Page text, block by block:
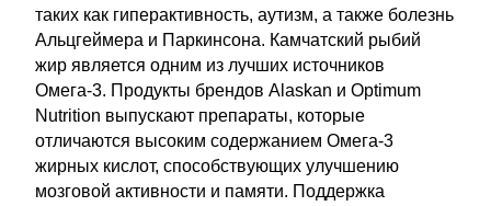
таких как гиперактивность, аутизм, а также болезнь
Альцгеймера и Паркинсона. Камчатский рыбий
жир является одним из лучших источников
Омега-3. Продукты брендов Alaskan и Optimum
Nutrition выпускают препараты, которые
отличаются высоким содержанием Омега-3
жирных кислот, способствующих улучшению
мозговой активности и памяти. Поддержка